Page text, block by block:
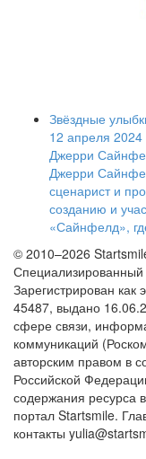
Звёздные
12 апреля 2024
Джерри
Джерри
сценарист и
созданию и
«Сайнфелд»,
© 2010–2026
Зарегистрирован
45487, выдано
сфере связи,
коммуникаций
авторским правом в
Российской
содержания ресурса
портал Startsmile.
контакты